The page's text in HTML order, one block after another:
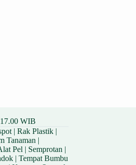
WIB
| Rak Plastik|
Tanaman |
Pel | Semprotan |
| Tempat Bumbu